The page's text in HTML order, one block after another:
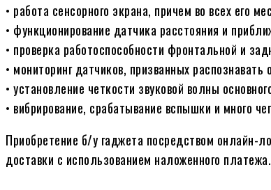
• работа сенсорного экрана, причем во всех его
• функционирование датчика расстояния и
• проверка работоспособности фронтальной и
• мониторинг датчиков, призванных
• установление четкости звуковой волны
• вибрирование, срабатывание вспышки и много
Приобретение б/у гаджета посредством онлайн-
доставки с использованием наложенного платежа.